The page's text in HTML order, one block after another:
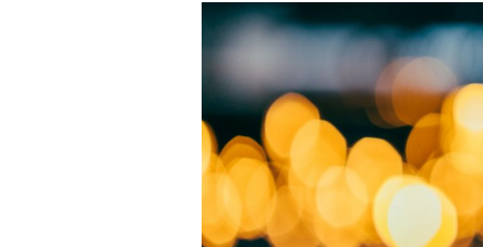
05/08/2026
Seguros de
descubren cuando
ReseÃ±a de SIFX: Lo
Operar 29/06/2026
Crear empresa
29/05/2026
CÃ³mo afrontar una
26/05/2026